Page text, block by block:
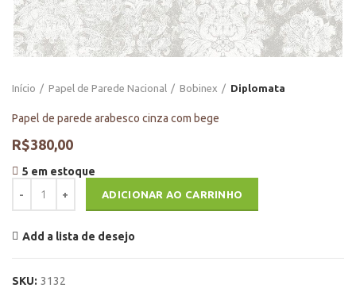
Início Papel de Parede Nacional Bobinex Diplomata
Papel de parede arabesco cinza com bege
R$380,00
5 em estoque
ADICIONAR AO CARRINHO
Add a lista de desejo
SKU: 3132